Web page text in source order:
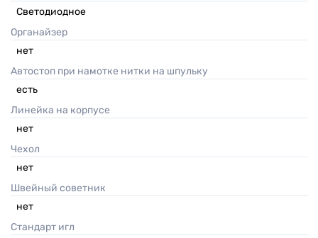
Светодиодное
Органайзер
нет
Автостоп при намотке нитки на шпульку
есть
Линейка на корпусе
нет
Чехол
нет
Швейный советник
нет
Стандарт игл